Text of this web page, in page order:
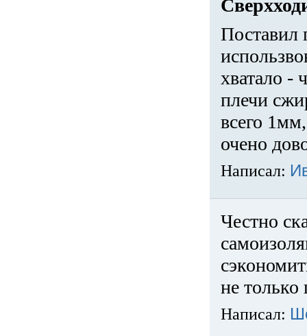
Поставил
хватало -
плечи
всего
очено
Написал:
Честно
не только
Написал: